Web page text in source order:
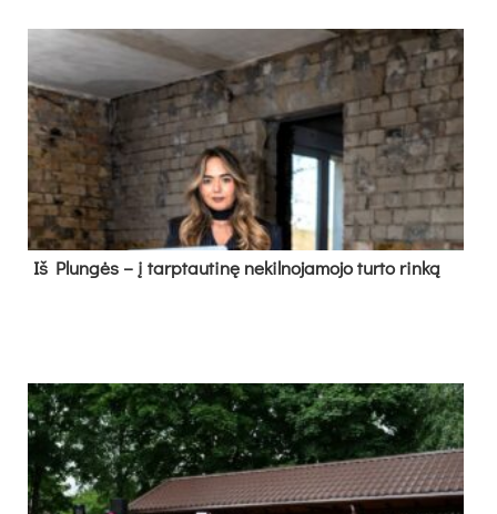
Iš Plungės – į tarptautinę nekilnojamojo turto rinką